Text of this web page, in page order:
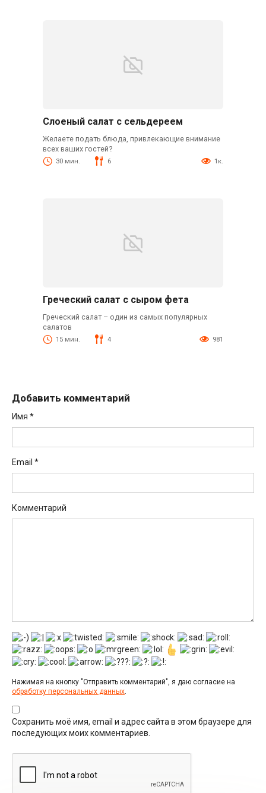
Слоеный салат с сельдереем
Желаете подать блюда, привлекающие внимание
всех ваших гостей?
30 мин. 6 1к.
Греческий салат с сыром фета
Греческий салат – один из самых популярных
салатов
15 мин. 4 981
Добавить комментарий
Имя *
Email *
Комментарий
Нажимая на кнопку "Отправить комментарий", я даю согласие на
обработку персональных данных
Сохранить моё имя, email и адрес сайта в этом браузере для
последующих моих комментариев.